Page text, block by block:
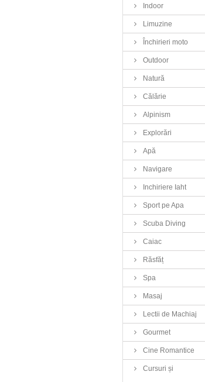
Indoor
Limuzine
Închirieri moto
Outdoor
Natură
Călărie
Alpinism
Explorări
Apă
Navigare
Inchiriere Iaht
Sport pe Apa
Scuba Diving
Caiac
Răsfăț
Spa
Masaj
Lectii de Machiaj
Gourmet
Cine Romantice
Cursuri și